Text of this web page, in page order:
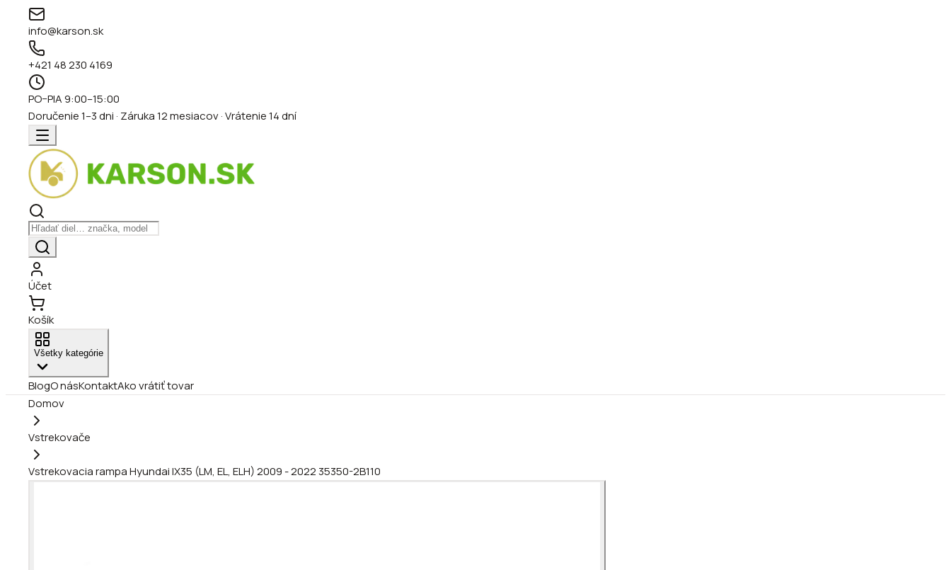
info@karson.sk
+421 48 230 4169
PO–PIA 9:00–15:00
Doručenie 1–3 dni · Záruka 12 mesiacov · Vrátenie 14 dní
Účet
Košík
Všetky kategórie
BlogO násKontaktAko vrátiť tovar
Domov
Vstrekovače
Vstrekovacia rampa Hyundai IX35 (LM, EL, ELH) 2009 - 2022 35350-2B110